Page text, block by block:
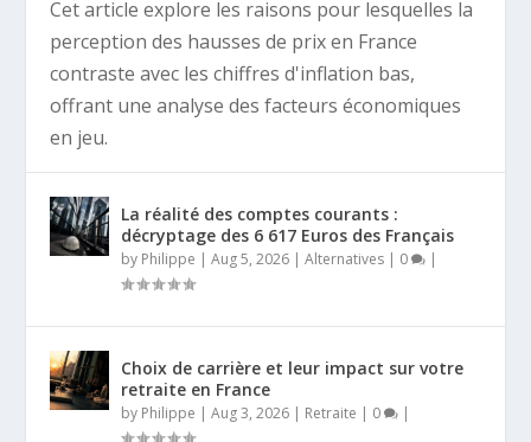
Cet article explore les raisons pour lesquelles la
perception des hausses de prix en France
contraste avec les chiffres d'inflation bas,
offrant une analyse des facteurs économiques
en jeu.
La réalité des comptes courants :
décryptage des 6 617 Euros des Français
by Philippe |Aug 5, 2026 |Alternatives | 0 |
Choix de carrière et leur impact sur votre
retraite en France
by Philippe |Aug 3, 2026 | Retraite | 0 |